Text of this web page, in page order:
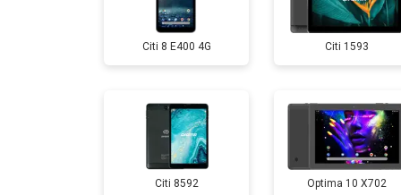
Замена кнопок
Citi 8 E400 4G Citi 1593
Citi 8592 Optima 10 X702